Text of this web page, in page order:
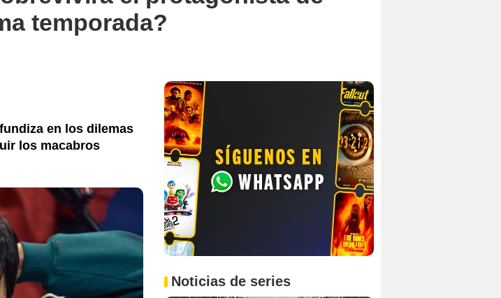
temporada?
en los dilemas
los macabros
Noticias de series